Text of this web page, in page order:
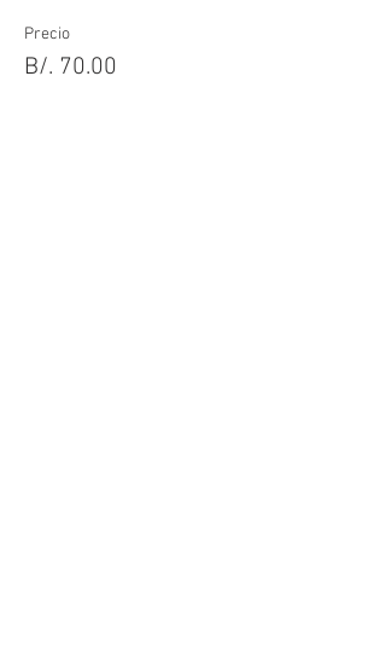
Precio
B/. 70.00